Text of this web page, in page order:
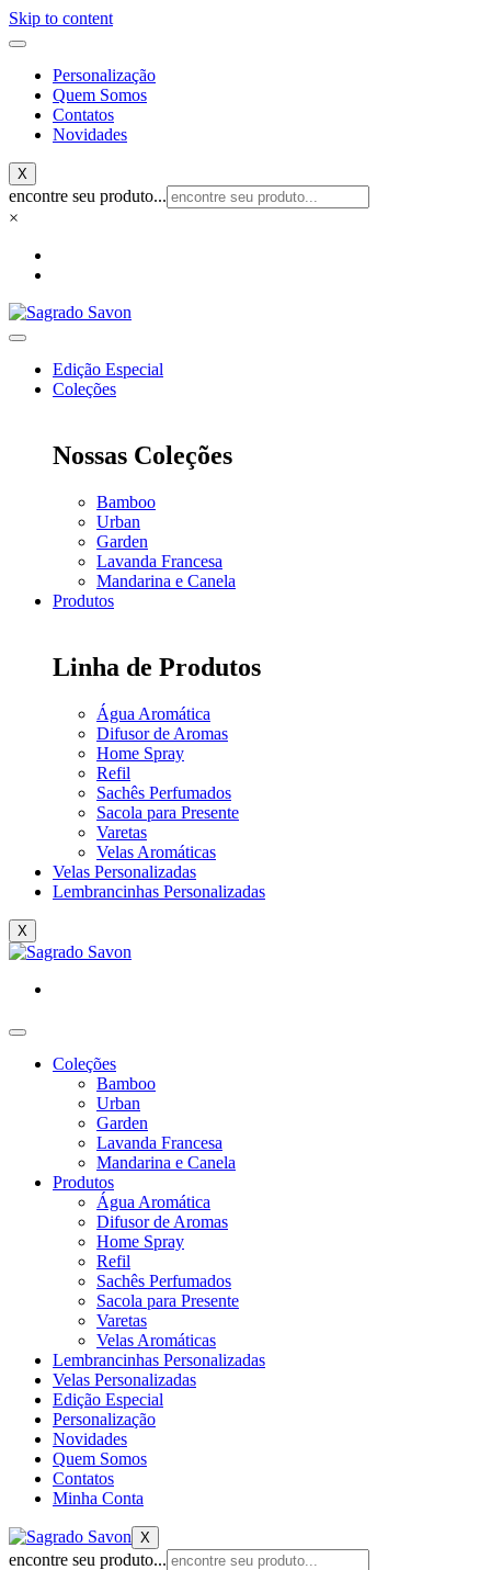
Skip to content
Personalização
Quem Somos
Contatos
Novidades
X
encontre seu produto...
×
Edição Especial
Coleções
Nossas Coleções
Bamboo
Urban
Garden
Lavanda Francesa
Mandarina e Canela
Produtos
Linha de Produtos
Água Aromática
Difusor de Aromas
Home Spray
Refil
Sachês Perfumados
Sacola para Presente
Varetas
Velas Aromáticas
Velas Personalizadas
Lembrancinhas Personalizadas
X
Coleções
Bamboo
Urban
Garden
Lavanda Francesa
Mandarina e Canela
Produtos
Água Aromática
Difusor de Aromas
Home Spray
Refil
Sachês Perfumados
Sacola para Presente
Varetas
Velas Aromáticas
Lembrancinhas Personalizadas
Velas Personalizadas
Edição Especial
Personalização
Novidades
Quem Somos
Contatos
Minha Conta
X
encontre seu produto...